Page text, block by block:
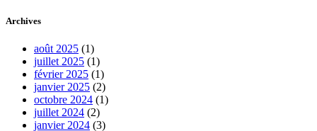
Archives
août 2025 (1)
juillet 2025 (1)
février 2025 (1)
janvier 2025 (2)
octobre 2024 (1)
juillet 2024 (2)
janvier 2024 (3)